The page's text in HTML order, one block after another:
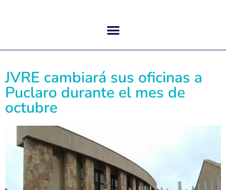
JVRE cambiará sus oficinas a
Puclaro durante el mes de
octubre